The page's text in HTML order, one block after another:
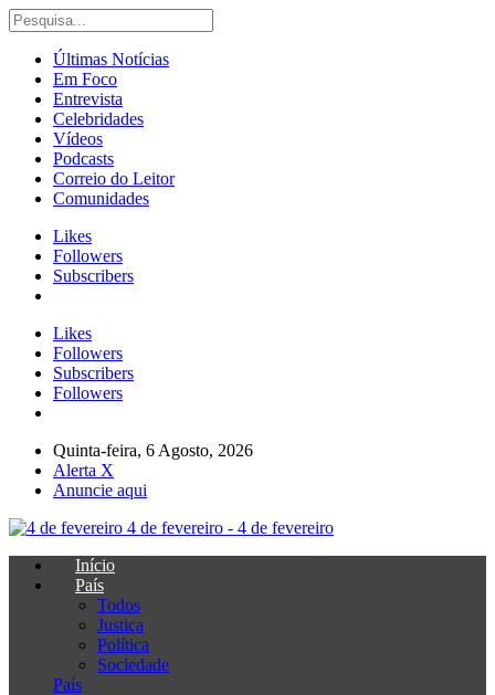
Últimas Notícias
Em Foco
Entrevista
Celebridades
Vídeos
Podcasts
Correio do Leitor
Comunidades
Likes
Followers
Subscribers
Likes
Followers
Subscribers
Followers
Quinta-feira, 6 Agosto, 2026
Alerta X
Anuncie aqui
4 de fevereiro - 4 de fevereiro
Início
País
Todos
Justiça
Política
Sociedade
País